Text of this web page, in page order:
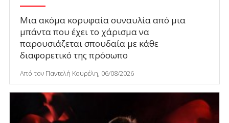
Μια ακόμα κορυφαία συναυλία από μια
μπάντα που έχει το χάρισμα να
παρουσιάζεται σπουδαία με κάθε
διαφορετικό της πρόσωπο
Από τον Παντελή Κουρέλη, 06/08/2026